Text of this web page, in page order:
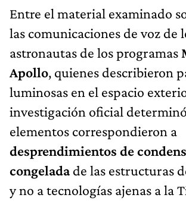
Entre el material examinado
las comunicaciones de voz de
astronautas de los programas
Apollo, quienes describieron
luminosas en el espacio
investigación oficial
elementos correspondieron a
desprendimientos de
congeladade las estructuras
y no a tecnologías ajenas a la